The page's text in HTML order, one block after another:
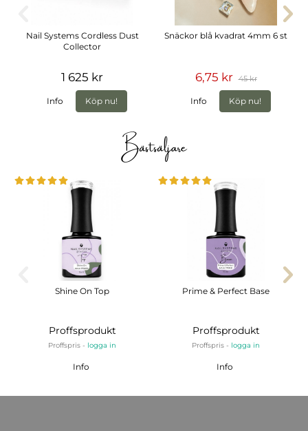
Nail Systems Cordless Dust
Collector
1 625 kr
Info Köp nu!
Snäckor blå kvadrat 4mm 6 st
6,75 kr 45 kr
Info Köp nu!
Bästsäljare
Shine On Top
Proffsprodukt
Proffspris - logga in
Info
Prime & Perfect Base
Proffsprodukt
Proffspris - logga in
Info